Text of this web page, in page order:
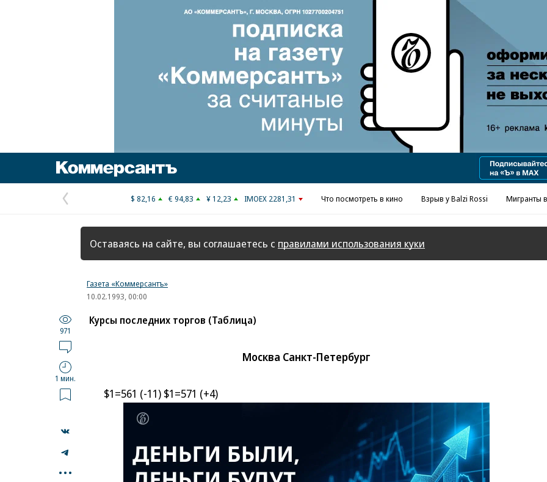
Предыдущая
страница
$ 82,16 € 94,83 ¥ 12,23 IMOEX 2281,31 Что посмотреть в кино Взрыв у Balzi Rossi Мигранты
Оставаясь на сайте, вы соглашаетесь с правилами использования куки
Газета «Коммерсантъ»
10.02.1993, 00:00
971
1 мин.
...
Курсы последних торгов (Таблица)
Москва Санкт-Петербург
$1=561 (-11) $1=571 (+4)